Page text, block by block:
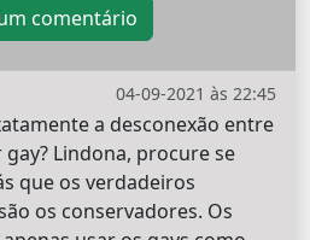
comentário
04-09-2021 às 22:45
a desconexão entre
Lindona, procure se
que os verdadeiros
os conservadores. Os